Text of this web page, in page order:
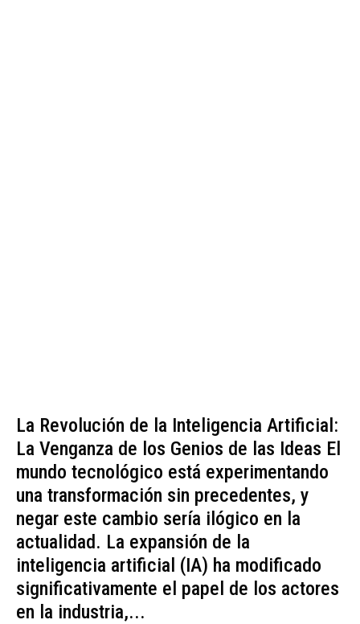
La Revolución de la Inteligencia Artificial:
La Venganza de los Genios de las Ideas El
mundo tecnológico está experimentando
una transformación sin precedentes, y
negar este cambio sería ilógico en la
actualidad. La expansión de la
inteligencia artificial (IA) ha modificado
significativamente el papel de los actores
en la industria,...